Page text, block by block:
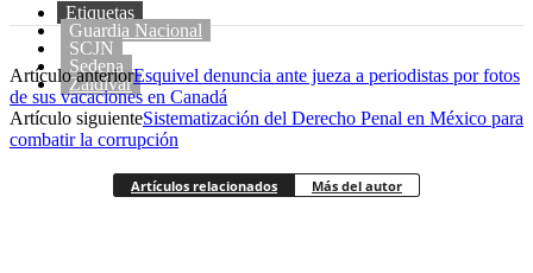
Etiquetas
Guardia Nacional
SCJN
Sedena
Zaldívar
Artículo anteriorEsquivel denuncia ante jueza a periodistas por fotos
de sus vacaciones en Canadá
Artículo siguienteSistematización del Derecho Penal en México para
combatir la corrupción
Artículos relacionados Más del autor